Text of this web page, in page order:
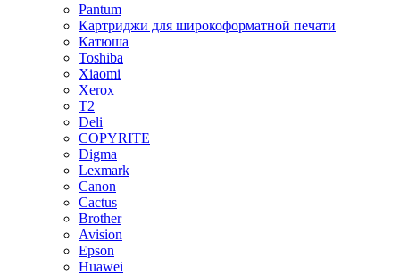
Pantum
Картриджи для широкоформатной печати
Катюша
Toshiba
Xiaomi
Xerox
T2
Deli
COPYRITE
Digma
Lexmark
Canon
Cactus
Brother
Avision
Epson
Huawei